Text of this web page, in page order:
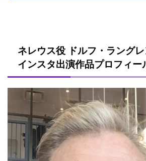
ネレウス役 ドルフ・ラング
インスタ出演作品プロフィー